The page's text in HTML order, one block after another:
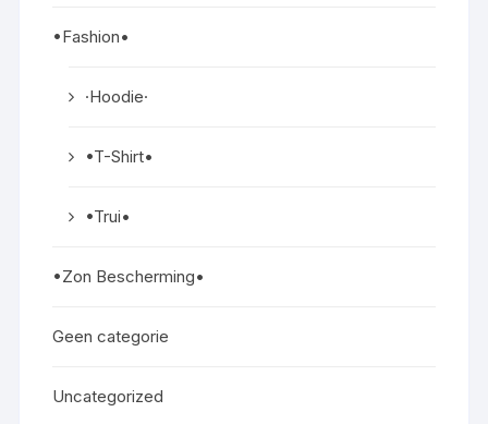
•Fashion•
·Hoodie·
•T-Shirt•
•Trui•
•Zon Bescherming•
Geen categorie
Uncategorized